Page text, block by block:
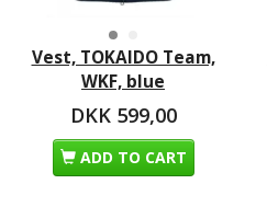
Vest, TOKAIDO Team,
WKF, blue
DKK 599,00
ADD TO CART